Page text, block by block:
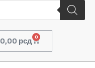
0,00 рсд 0